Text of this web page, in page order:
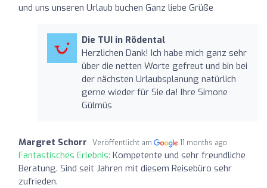
und uns unseren Urlaub buchen Ganz liebe Grüße
Die TUI in Rödental
Herzlichen Dank! Ich habe mich ganz sehr
über die netten Worte gefreut und bin bei
der nächsten Urlaubsplanung natürlich
gerne wieder für Sie da! Ihre Simone
Gülmüs
Margret Schorr Veröffentlicht am 11 months ago
Fantastisches Erlebnis: Kompetente und sehr freundliche
Beratung. Sind seit Jahren mit diesem Reisebüro sehr
zufrieden.